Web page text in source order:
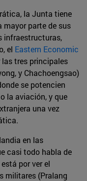
la Junta tiene
mayor parte de sus
infraestructuras,
el Eastern Economic
tres principales
y Chachoengsao)
se potencien
la aviación, y que
una vez
en las
casi todo habla de
por ver el
militares (Pralang